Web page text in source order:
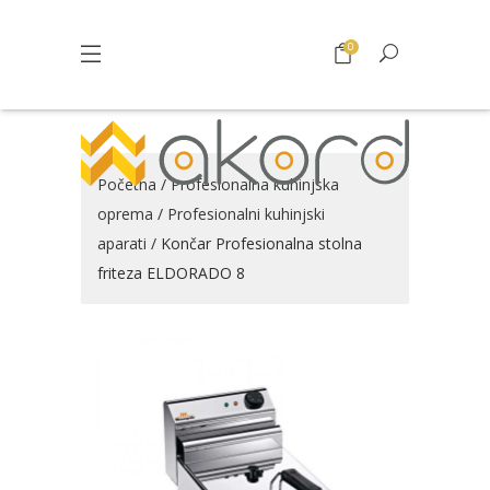
0
Početna /Profesionalna kuhinjska
oprema / Profesionalni kuhinjski
aparati / Končar Profesionalna stolna
friteza ELDORADO 8